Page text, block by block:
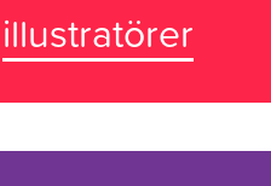
illustratörer